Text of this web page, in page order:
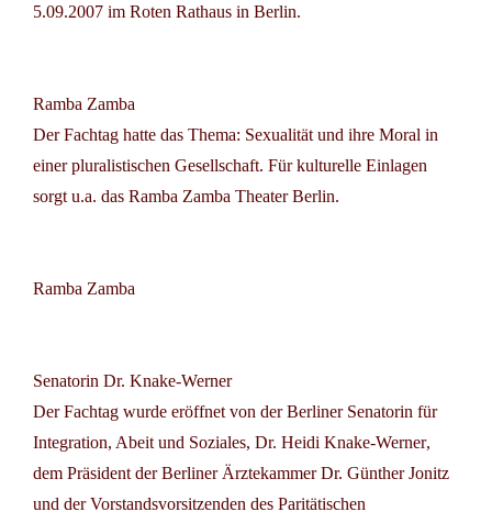
5.09.2007 im Roten Rathaus in Berlin.
Ramba Zamba
Der Fachtag hatte das Thema: Sexualität und ihre Moral in
einer pluralistischen Gesellschaft. Für kulturelle Einlagen
sorgt u.a. das Ramba Zamba TheaterBerlin.
Ramba Zamba
Senatorin Dr. Knake-Werner
Der Fachtag wurde eröffnet von derBerliner Senatorin für
Integration, Abeit und Soziales, Dr. Heidi Knake-Werner,
dem Präsident der Berliner Ärztekammer Dr. Günther Jonitz
und derVorstandsvorsitzenden des Paritätischen